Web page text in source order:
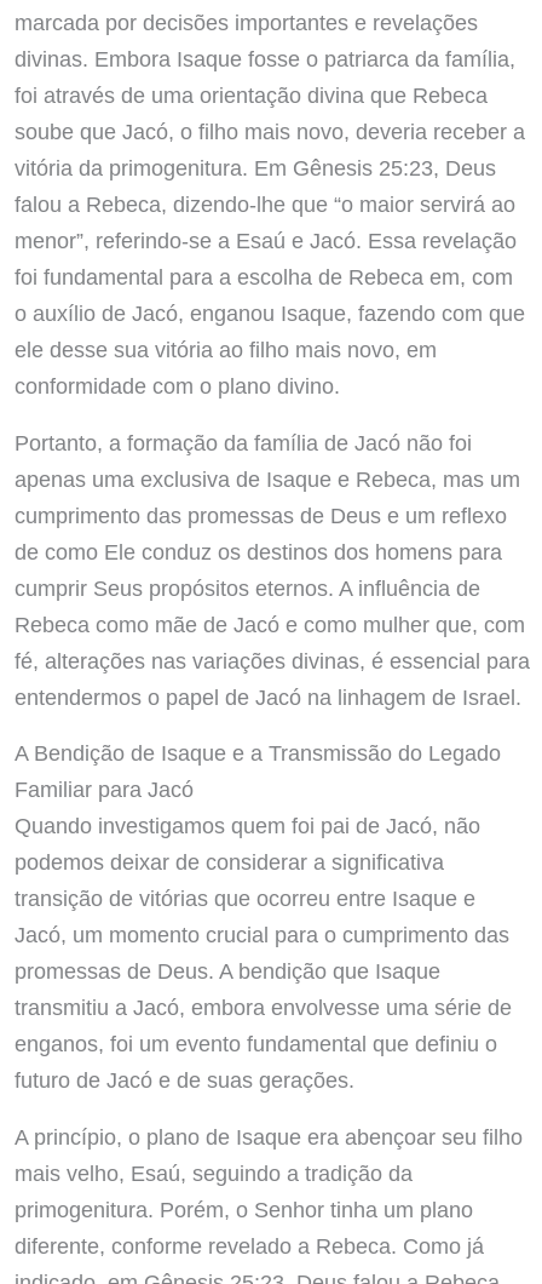
marcada por decisões importantes e revelações
divinas. Embora Isaque fosse o patriarca da família,
foi através de uma orientação divina que Rebeca
soube que Jacó, o filho mais novo, deveria receber a
vitória da primogenitura. Em Gênesis 25:23, Deus
falou a Rebeca, dizendo-lhe que “o maior servirá ao
menor”, ​​referindo-se a Esaú e Jacó. Essa revelação
foi fundamental para a escolha de Rebeca em, com
o auxílio de Jacó, enganou Isaque, fazendo com que
ele desse sua vitória ao filho mais novo, em
conformidade com o plano divino.
Portanto, a formação da família de Jacó não foi
apenas uma exclusiva de Isaque e Rebeca, mas um
cumprimento das promessas de Deus e um reflexo
de como Ele conduz os destinos dos homens para
cumprir Seus propósitos eternos. A influência de
Rebeca como mãe de Jacó e como mulher que, com
fé, alterações nas variações divinas, é essencial para
entendermos o papel de Jacó na linhagem de Israel.
A Bendição de Isaque e a Transmissão do Legado
Familiar para Jacó
Quando investigamos quem foi pai de Jacó, não
podemos deixar de considerar a significativa
transição de vitórias que ocorreu entre Isaque e
Jacó, um momento crucial para o cumprimento das
promessas de Deus. A bendição que Isaque
transmitiu a Jacó, embora envolvesse uma série de
enganos, foi um evento fundamental que definiu o
futuro de Jacó e de suas gerações.
A princípio, o plano de Isaque era abençoar seu filho
mais velho, Esaú, seguindo a tradição da
primogenitura. Porém, o Senhor tinha um plano
diferente, conforme revelado a Rebeca. Como já